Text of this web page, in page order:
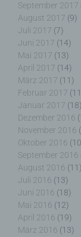
September 2017
August 2017 (9)
Juli 2017 (7)
Juni 2017 (14)
Mai 2017 (13)
April 2017 (14)
März 2017 (11)
Februar 2017
Januar 2017 (18)
Dezember 2016
November 2016
Oktober 2016
September 2016
August 2016 (11)
Juli 2016 (13)
Juni 2016 (18)
Mai 2016 (12)
April 2016 (19)
März 2016 (13)
g)
Person,
die allein
Zwecke
Zwecke und
seiner
dem
werden.